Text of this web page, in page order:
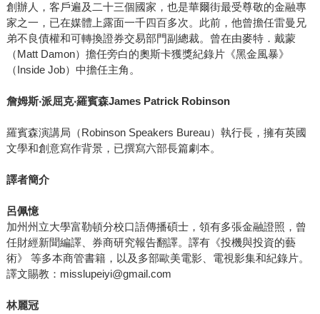
創辦人，客戶遍及二十三個國家，也是華爾街最受尊敬的金融專
家之一，已在媒體上露面一千四百多次。此前，他曾擔任雷曼兄
弟不良債權和可轉換證券交易部門副總裁。曾在由麥特．戴蒙
（Matt Damon）擔任旁白的奧斯卡獲獎紀錄片《黑金風暴》
（Inside Job）中擔任主角。
詹姆斯‧派屈克‧羅賓森James Patrick Robinson
羅賓森演講局（Robinson Speakers Bureau）執行長，擁有英國
文學和創意寫作背景，已撰寫六部長篇劇本。
譯者簡介
呂佩憶
加州州立大學富勒頓分校口語傳播碩士，領有多張金融證照，曾
任財經新聞編譯、券商研究報告翻譯。譯有《投機與投資的藝
術》 等多本商管書籍，以及多部歐美電影、電視影集和紀錄片。
譯文賜教：misslupeiyi@gmail.com
林麗冠